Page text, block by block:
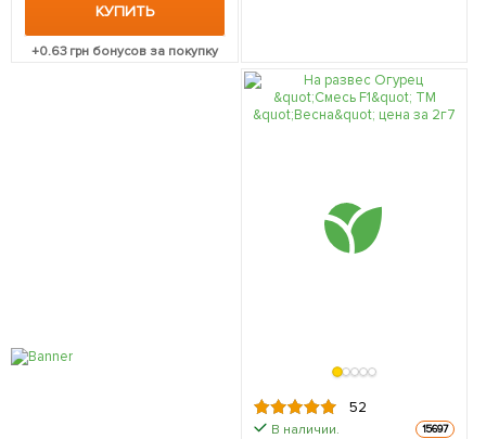
КУПИТЬ
+0.63грн бонусов за покупку
52
В наличии. 15697